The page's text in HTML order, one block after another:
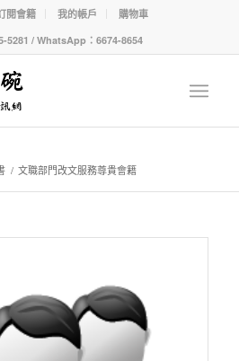
閱會籍 我的帳戶
購物車
5281 / WhatsApp：6674-8654
/ 文職部門改文服務尊貴會籍